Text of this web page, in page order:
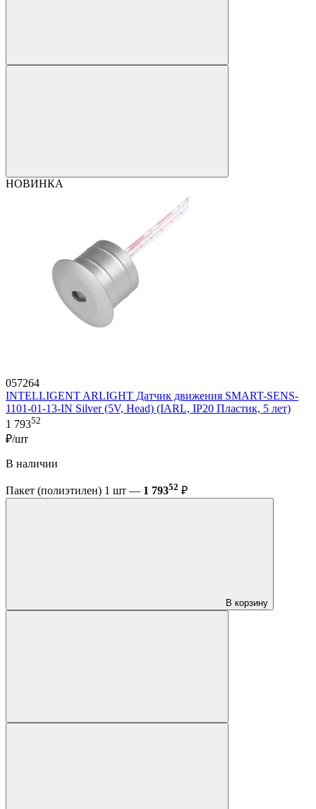
НОВИНКА
057264
INTELLIGENT ARLIGHT Датчик движения SMART-SENS-
1101-01-13-IN Silver (5V, Head) (IARL, IP20 Пластик, 5 лет)
1 79352
₽/шт
В наличии
Пакет (полиэтилен) 1 шт — 1 79352 ₽
В корзину